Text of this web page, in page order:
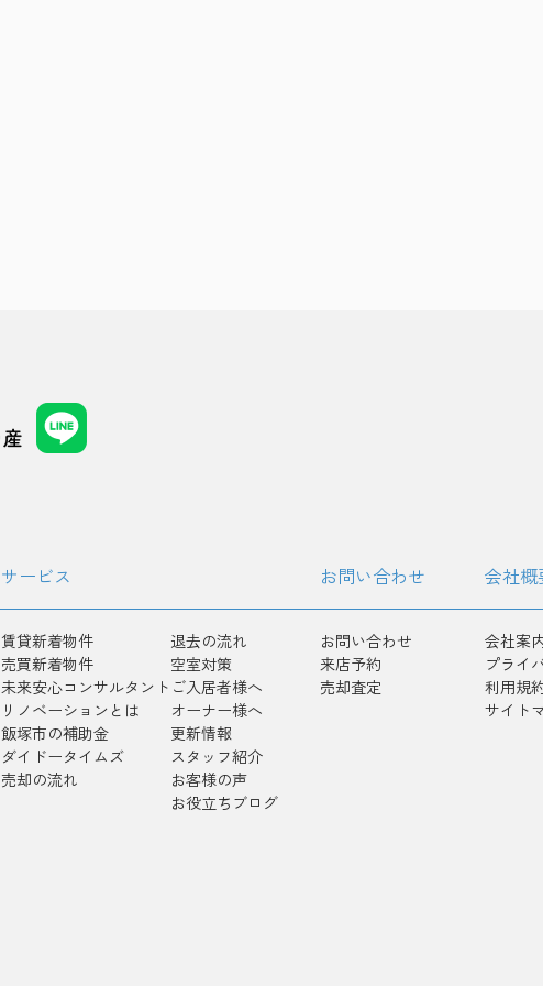
サービス
賃貸新着物件
売買新着物件
未来安心コンサルタント
リノベーションとは
飯塚市の補助金
ダイドータイムズ
売却の流れ
退去の流れ
空室対策
ご入居者様へ
オーナー様へ
更新情報
スタッフ紹介
お客様の声
お役立ちブログ
お問い合わせ
お問い合わせ
来店予約
売却査定
会社概
会社案
プライ
利用規
サイト